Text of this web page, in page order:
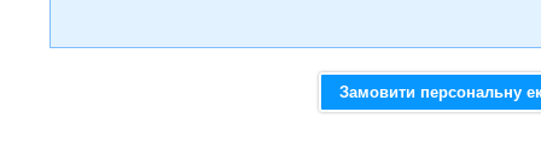
Замовити персональну